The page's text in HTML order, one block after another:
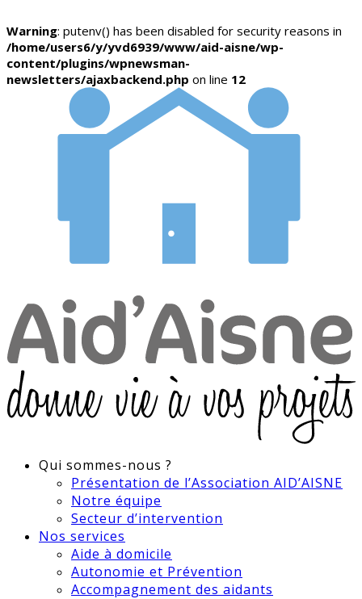
Warning: putenv() has been disabled for security reasons in
/home/users6/y/yvd6939/www/aid-aisne/wp-
content/plugins/wpnewsman-
newsletters/ajaxbackend.php on line 12
Qui sommes-nous ?
Présentation de l’Association AID’AISNE
Notre équipe
Secteur d’intervention
Nos services
Aide à domicile
Autonomie et Prévention
Accompagnement des aidants